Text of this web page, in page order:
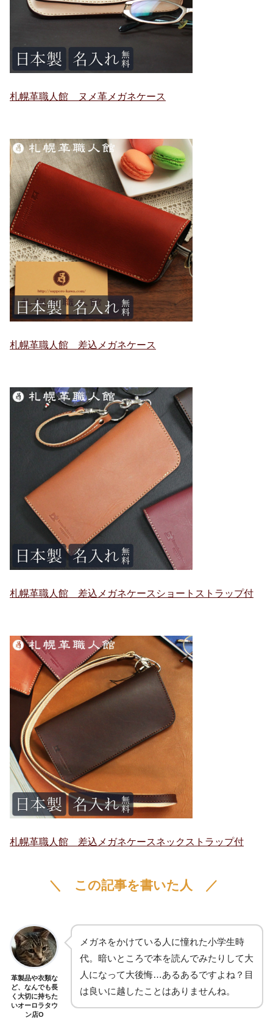
札幌革職人館 ヌメ革メガネケース
札幌革職人館 差込メガネケース
札幌革職人館 差込メガネケースショートストラップ付
札幌革職人館 差込メガネケースネックストラップ付
＼ この記事を書いた人 ／
革製品や衣類な
ど、なんでも長
く大切に持ちた
いオーロラタウ
ン店O
メガネをかけている人に憧れた小学生時
代。暗いところで本を読んでみたりして大
人になって大後悔…あるあるですよね？目
は良いに越したことはありませんね。